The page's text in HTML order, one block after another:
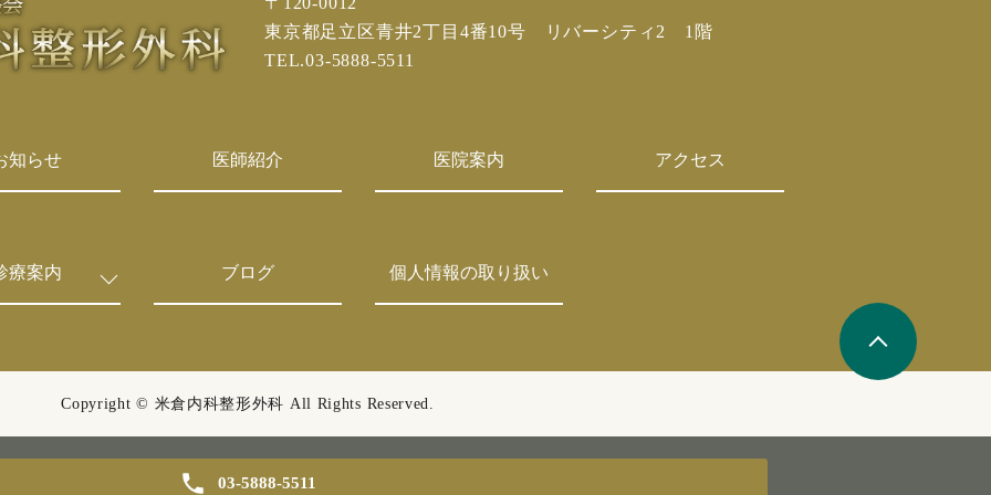
03-5888-5511
東京都足立区青井2丁目4番10号 リバーシティ2 1階
TEL.03-5888-5511
知らせ 医師紹介 医院案内 アクセス
療案内 ブログ 個人情報の取り扱い
Copyright © 米倉内科整形外科 All Rights Reserved.